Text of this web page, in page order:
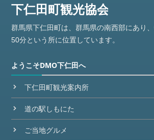
群馬県下仁田町は、群馬県の南西部にあり
50分という所に位置しています。
ようこそDMO下仁田へ
下仁田町観光案内所
道の駅しもにた
ご当地グルメ